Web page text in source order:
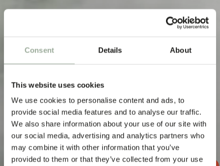
Consent Details About
This website uses cookies
We use cookies to personalise content and ads, to
provide social media features and to analyse our traffic.
We also share information about your use of our site with
our social media, advertising and analytics partners who
may combine it with other information that you’ve
provided to them or that they’ve collected from your use
echte impact,